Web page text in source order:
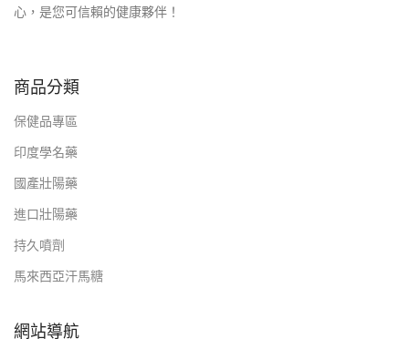
心，是您可信賴的健康夥伴！
商品分類
保健品專區
印度學名藥
國產壯陽藥
進口壯陽藥
持久噴劑
馬來西亞汗馬糖
網站導航